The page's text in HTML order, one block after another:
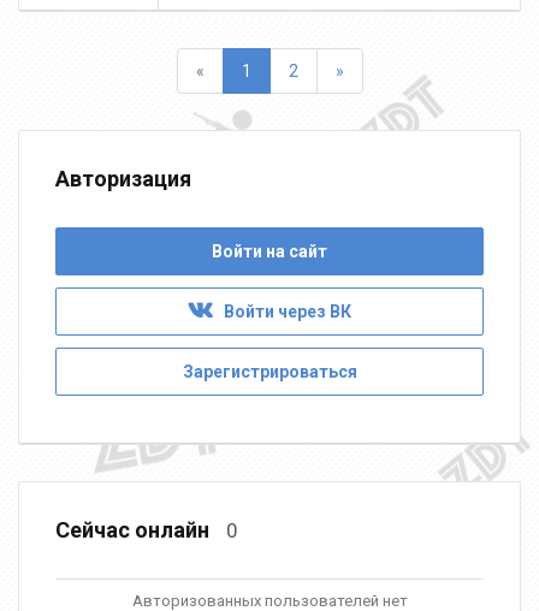
«Назад1 2 »Вперед
Авторизация
Войти на сайт
Войти через ВК
Зарегистрироваться
Сейчас онлайн 0
Авторизованных пользователей нет